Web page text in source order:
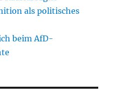
als politisches
beim AfD-